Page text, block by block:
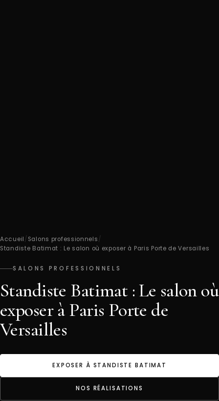
Accueil/ Salons professionnels/
Standiste Batimat : Le salon où exposer à Paris Porte de Versailles
SALONS PROFESSIONNELS
Standiste Batimat : Le salon où
exposer à Paris Porte de
Versailles
EXPOSER À STANDISTE BATIMAT
NOS RÉALISATIONS